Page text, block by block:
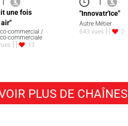
une fois
commercial /
commerciale
13
"Innovatr'Ice"
Autre Métier
643 vues
2
PLUS DE CHAÎNES